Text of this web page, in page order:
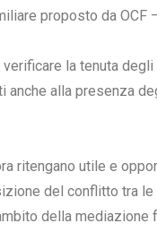
proposto da OCF
la tenuta degli
alla presenza
ritengano utile e
del conflitto tra le
della mediazione